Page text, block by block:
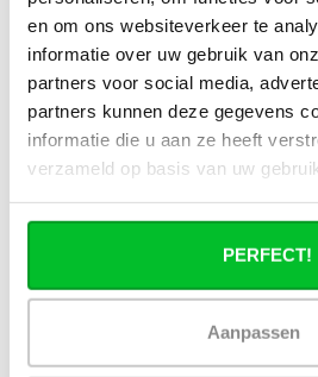
en om ons websiteverkeer te
informatie over uw gebruik van
partners voor social media,
partners kunnen deze gegevens
informatie die u aan ze heeft
verzameld op basis van uw
PERFECT!
Aanpassen
meest nuttig?
Wat is technisch gezien
paneelradiator?
Hoe verschilt de
een standaard
Wat is het voordeel van
warmteboosters ten
radiatorventilatoren?